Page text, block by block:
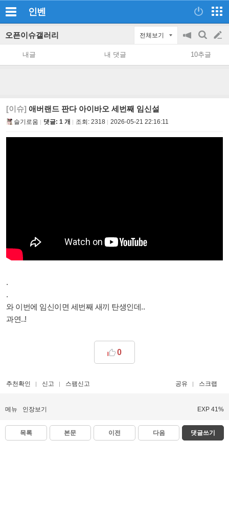
인벤
오픈이슈갤러리 전체보기
공
지
on/off
검
색
글
쓰
내글 내 댓글 10추글
[이슈] 애버랜드 판다 아이바오 세번째 임신설
슬기로움 댓글: 1 개 조회: 2318 2026-05-21 22:16:11
.
.
와 이번에 임신이면 세번째 새끼 탄생인데..
과연..!
0
추천확인 신고 스팸신고 공유 스크랩
메뉴 인장보기 EXP 41%
목록 본문 이전 다음 댓글쓰기